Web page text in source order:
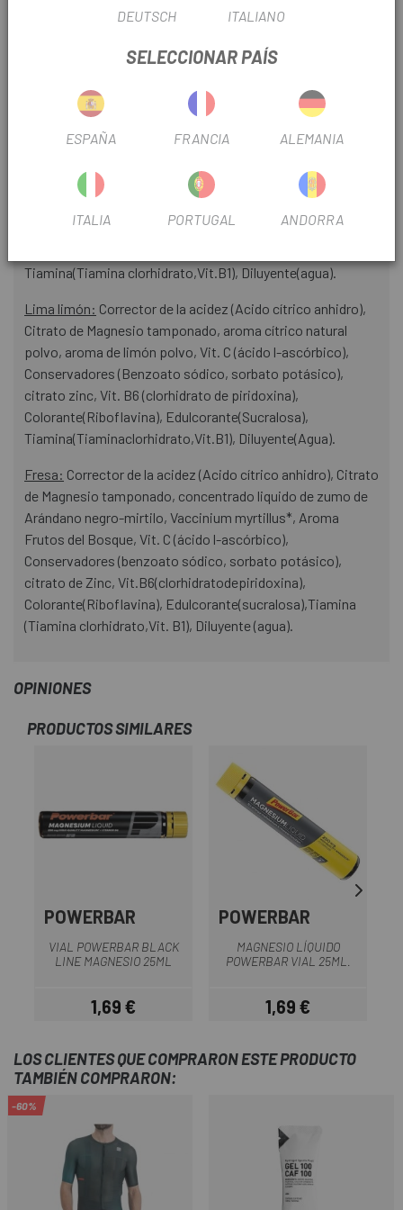
durante la actividad deportiva.
INGREDIENTES
anhidro), Citrato de Magnesio tamponado, Aroma de fresa
sódico, sorbato potásico), citrato Zinc, Vit. B6 (clorhidrato
Tiamina(Tiamina clorhidrato,Vit.B1), Diluyente(agua).
Lima limón: Corrector de la acidez (Acido cítrico anhidro),
Citrato de Magnesio tamponado, aroma cítrico natural
polvo, aroma de limón polvo, Vit. C (ácido l-ascórbico),
Conservadores (Benzoato sódico, sorbato potásico),
citrato zinc, Vit. B6 (clorhidrato de piridoxina),
Colorante(Riboflavina), Edulcorante(Sucralosa),
Tiamina(Tiaminaclorhidrato,Vit.B1), Diluyente(Agua).
Fresa: Corrector de la acidez (Acido cítrico anhidro), Citrato
de Magnesio tamponado, concentrado liquido de zumo de
Arándano negro-mirtilo, Vaccinium myrtillus*, Aroma
Frutos del Bosque, Vit. C (ácido l-ascórbico),
Conservadores (benzoato sódico, sorbato potásico),
citrato de Zinc, Vit.B6(clorhidratodepiridoxina),
Colorante(Riboflavina), Edulcorante(sucralosa),Tiamina
(Tiamina clorhidrato,Vit. B1), Diluyente (agua).
OPINIONES
PRODUCTOS SIMILARES
POWERBAR
VIAL POWERBAR BLACK
LINE MAGNESIO 25ML
Precio
1,69 €
POWERBAR
MAGNESIO LÍQUIDO
POWERBAR VIAL 25ML.
Precio
1,69 €
LOS CLIENTES QUE COMPRARON ESTE PRODUCTO
TAMBIÉN COMPRARON:
-60%
DEUTSCH ITALIANO
SELECCIONAR PAÍS
ESPAÑA FRANCIA ALEMANIA
ITALIA PORTUGAL ANDORRA